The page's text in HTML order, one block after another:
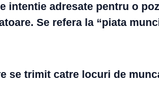
intentie adresate pentru o
Se refera la “piata
se trimit catre locuri de